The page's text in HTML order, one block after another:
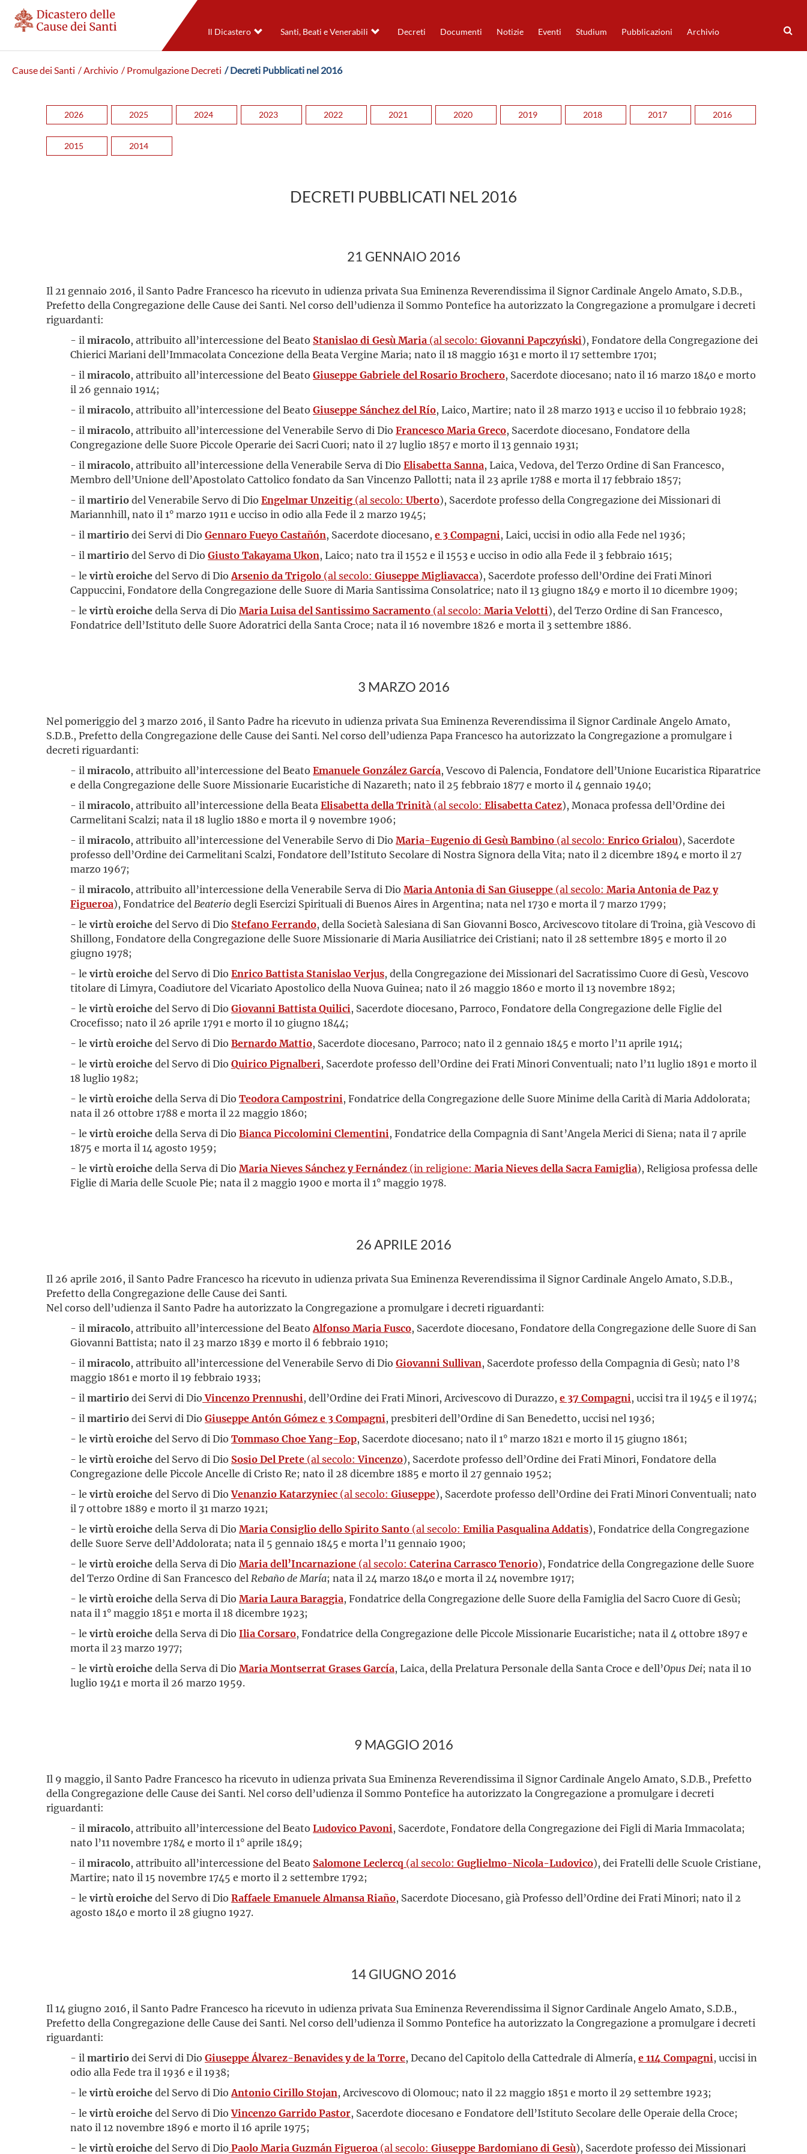
Il Dicastero Santi, Beati e Venerabili Decreti Documenti Notizie Eventi Studium Pubblicazioni Archivio
Cause dei Santi / Archivio / Promulgazione Decreti / Decreti Pubblicati nel 2016
2026 2025 2024 2023 2022 2021 2020 2019 2018 2017 2016
2015 2014
DECRETI PUBBLICATI NEL 2016
21 GENNAIO 2016
Il 21 gennaio 2016, il Santo Padre Francesco ha ricevuto in udienza privata Sua Eminenza Reverendissima il Signor Cardinale Angelo Amato, S.D.B.,
Prefetto della Congregazione delle Cause dei Santi. Nel corso dell’udienza il Sommo Pontefice ha autorizzato la Congregazione a promulgare i decreti
riguardanti:
- il miracolo, attribuito all’intercessione del Beato Stanislao di Gesù Maria (al secolo: Giovanni Papczyński), Fondatore della Congregazione dei
Chierici Mariani dell’Immacolata Concezione della Beata Vergine Maria; nato il 18 maggio 1631 e morto il 17 settembre 1701;
- il miracolo, attribuito all’intercessione del Beato Giuseppe Gabriele del Rosario Brochero, Sacerdote diocesano; nato il 16 marzo 1840 e morto
il 26 gennaio 1914;
- il miracolo, attribuito all’intercessione del Beato Giuseppe Sánchez del Río, Laico, Martire; nato il 28 marzo 1913 e ucciso il 10 febbraio 1928;
- il miracolo, attribuito all’intercessione del Venerabile Servo di Dio Francesco Maria Greco, Sacerdote diocesano, Fondatore della
Congregazione delle Suore Piccole Operarie dei Sacri Cuori; nato il 27 luglio 1857 e morto il 13 gennaio 1931;
- il miracolo, attribuito all’intercessione della Venerabile Serva di Dio Elisabetta Sanna, Laica, Vedova, del Terzo Ordine di San Francesco,
Membro dell’Unione dell’Apostolato Cattolico fondato da San Vincenzo Pallotti; nata il 23 aprile 1788 e morta il 17 febbraio 1857;
- il martiriodel Venerabile Servo di Dio Engelmar Unzeitig (al secolo: Uberto), Sacerdote professo della Congregazione dei Missionari di
Mariannhill, nato il 1° marzo 1911 e ucciso in odio alla Fede il 2 marzo 1945;
- il martiriodei Servi di Dio Gennaro Fueyo Castañón, Sacerdote diocesano, e 3 Compagni, Laici, uccisi in odio alla Fede nel 1936;
- il martiriodel Servo di Dio Giusto Takayama Ukon, Laico; nato tra il 1552 e il 1553 e ucciso in odio alla Fede il 3 febbraio 1615;
- le virtù eroichedel Servo di Dio Arsenio da Trigolo (al secolo: Giuseppe Migliavacca), Sacerdote professo dell’Ordine dei Frati Minori
Cappuccini, Fondatore della Congregazione delle Suore di Maria Santissima Consolatrice; nato il 13 giugno 1849 e morto il 10 dicembre 1909;
- le virtù eroichedella Serva di Dio Maria Luisa del Santissimo Sacramento (al secolo: Maria Velotti), del Terzo Ordine di San Francesco,
Fondatrice dell’Istituto delle Suore Adoratrici della Santa Croce; nata il 16 novembre 1826 e morta il 3 settembre 1886.
3 MARZO 2016
Nel pomeriggio del 3 marzo 2016, il Santo Padre ha ricevuto in udienza privata Sua Eminenza Reverendissima il Signor Cardinale Angelo Amato,
S.D.B., Prefetto della Congregazione delle Cause dei Santi. Nel corso dell’udienza Papa Francesco ha autorizzato la Congregazione a promulgare i
decreti riguardanti:
- il miracolo, attribuito all’intercessione del Beato Emanuele González García, Vescovo di Palencia, Fondatore dell’Unione Eucaristica Riparatrice
e della Congregazione delle Suore Missionarie Eucaristiche di Nazareth; nato il 25 febbraio 1877 e morto il 4 gennaio 1940;
- il miracolo, attribuito all’intercessione della Beata Elisabetta della Trinità (al secolo: Elisabetta Catez), Monaca professa dell’Ordine dei
Carmelitani Scalzi; nata il 18 luglio 1880 e morta il 9 novembre 1906;
- il miracolo, attribuito all’intercessione del Venerabile Servo di Dio Maria-Eugenio di Gesù Bambino (al secolo: Enrico Grialou), Sacerdote
professo dell’Ordine dei Carmelitani Scalzi, Fondatore dell’Istituto Secolare di Nostra Signora della Vita; nato il 2 dicembre 1894 e morto il 27
marzo 1967;
- il miracolo, attribuito all’intercessione della Venerabile Serva di Dio Maria Antonia di San Giuseppe (al secolo: Maria Antonia de Paz y
Figueroa), Fondatrice del Beateriodegli Esercizi Spirituali di Buenos Aires in Argentina; nata nel 1730 e morta il 7 marzo 1799;
- le virtù eroichedel Servo di Dio Stefano Ferrando, della Società Salesiana di San Giovanni Bosco, Arcivescovo titolare di Troina, già Vescovo di
Shillong, Fondatore della Congregazione delle Suore Missionarie di Maria Ausiliatrice dei Cristiani; nato il 28 settembre 1895 e morto il 20
giugno 1978;
- le virtù eroichedel Servo di Dio Enrico Battista Stanislao Verjus, della Congregazione dei Missionari del Sacratissimo Cuore di Gesù, Vescovo
titolare di Limyra, Coadiutore del Vicariato Apostolico della Nuova Guinea; nato il 26 maggio 1860 e morto il 13 novembre 1892;
- le virtù eroichedel Servo di Dio Giovanni Battista Quilici, Sacerdote diocesano, Parroco, Fondatore della Congregazione delle Figlie del
Crocefisso; nato il 26 aprile 1791 e morto il 10 giugno 1844;
- le virtù eroichedel Servo di Dio Bernardo Mattio, Sacerdote diocesano, Parroco; nato il 2 gennaio 1845 e morto l’11 aprile 1914;
- le virtù eroichedel Servo di Dio Quirico Pignalberi, Sacerdote professo dell’Ordine dei Frati Minori Conventuali; nato l’11 luglio 1891 e morto il
18 luglio 1982;
- le virtù eroichedella Serva di Dio Teodora Campostrini, Fondatrice della Congregazione delle Suore Minime della Carità di Maria Addolorata;
nata il 26 ottobre 1788 e morta il 22 maggio 1860;
- le virtù eroichedella Serva di Dio Bianca Piccolomini Clementini, Fondatrice della Compagnia di Sant’Angela Merici di Siena; nata il 7 aprile
1875 e morta il 14 agosto 1959;
- le virtù eroichedella Serva di Dio Maria Nieves Sánchez y Fernández (in religione: Maria Nieves della Sacra Famiglia), Religiosa professa delle
Figlie di Maria delle Scuole Pie; nata il 2 maggio 1900 e morta il 1° maggio 1978.
26 APRILE 2016
Il 26 aprile 2016, il Santo Padre Francesco ha ricevuto in udienza privata Sua Eminenza Reverendissima il Signor Cardinale Angelo Amato, S.D.B.,
Prefetto della Congregazione delle Cause dei Santi.
Nel corso dell’udienza il Santo Padre ha autorizzato la Congregazione a promulgare i decreti riguardanti:
- il miracolo, attribuito all’intercessione del Beato Alfonso Maria Fusco, Sacerdote diocesano, Fondatore della Congregazione delle Suore di San
Giovanni Battista; nato il 23 marzo 1839 e morto il 6 febbraio 1910;
- il miracolo, attribuito all’intercessione del Venerabile Servo di Dio Giovanni Sullivan, Sacerdote professo della Compagnia di Gesù; nato l’8
maggio 1861 e morto il 19 febbraio 1933;
- il martiriodei Servi di DioVincenzo Prennushi, dell’Ordine dei Frati Minori, Arcivescovo di Durazzo, e 37 Compagni, uccisi tra il 1945 e il 1974;
- il martiriodei Servi di Dio Giuseppe Antón Gómez e 3 Compagni, presbiteri dell’Ordine di San Benedetto, uccisi nel 1936;
- le virtù eroichedel Servo di Dio Tommaso Choe Yang-Eop, Sacerdote diocesano; nato il 1° marzo 1821 e morto il 15 giugno 1861;
- le virtù eroichedel Servo di Dio Sosio Del Prete (al secolo: Vincenzo), Sacerdote professo dell’Ordine dei Frati Minori, Fondatore della
Congregazione delle Piccole Ancelle di Cristo Re; nato il 28 dicembre 1885 e morto il 27 gennaio 1952;
- le virtù eroichedel Servo di DioVenanzio Katarzyniec (al secolo: Giuseppe), Sacerdote professo dell’Ordine dei Frati Minori Conventuali; nato
il 7 ottobre 1889 e morto il 31 marzo 1921;
- le virtù eroichedella Serva di Dio Maria Consiglio dello Spirito Santo (al secolo: Emilia Pasqualina Addatis), Fondatrice della Congregazione
delle Suore Serve dell’Addolorata; nata il 5 gennaio 1845 e morta l’11 gennaio 1900;
- le virtù eroichedella Serva di Dio Maria dell’Incarnazione (al secolo: Caterina Carrasco Tenorio), Fondatrice della Congregazione delle Suore
del Terzo Ordine di San Francesco del Rebaño de María; nata il 24 marzo 1840 e morta il 24 novembre 1917;
- le virtù eroichedella Serva di Dio Maria Laura Baraggia, Fondatrice della Congregazione delle Suore della Famiglia del Sacro Cuore di Gesù;
nata il 1° maggio 1851 e morta il 18 dicembre 1923;
- le virtù eroichedella Serva di Dio Ilia Corsaro, Fondatrice della Congregazione delle Piccole Missionarie Eucaristiche; nata il 4 ottobre 1897 e
morta il 23 marzo 1977;
- le virtù eroichedella Serva di Dio Maria Montserrat Grases García, Laica, della Prelatura Personale della Santa Croce e dell’Opus Dei; nata il 10
luglio 1941 e morta il 26 marzo 1959.
9 MAGGIO 2016
Il 9 maggio, il Santo Padre Francesco ha ricevuto in udienza privata Sua Eminenza Reverendissima il Signor Cardinale Angelo Amato, S.D.B., Prefetto
della Congregazione delle Cause dei Santi. Nel corso dell’udienza il Sommo Pontefice ha autorizzato la Congregazione a promulgare i decreti
riguardanti:
- il miracolo, attribuito all’intercessione del Beato Ludovico Pavoni, Sacerdote, Fondatore della Congregazione dei Figli di Maria Immacolata;
nato l’11 novembre 1784 e morto il 1° aprile 1849;
- il miracolo, attribuito all’intercessione del Beato Salomone Leclercq (al secolo: Guglielmo-Nicola-Ludovico), dei Fratelli delle Scuole Cristiane,
Martire; nato il 15 novembre 1745 e morto il 2 settembre 1792;
- le virtù eroichedel Servo di Dio Raffaele Emanuele Almansa Riaño, Sacerdote Diocesano, già Professo dell’Ordine dei Frati Minori; nato il 2
agosto 1840 e morto il 28 giugno 1927.
14 GIUGNO 2016
Il 14 giugno 2016, il Santo Padre Francesco ha ricevuto in udienza privata Sua Eminenza Reverendissima il Signor Cardinale Angelo Amato, S.D.B.,
Prefetto della Congregazione delle Cause dei Santi. Nel corso dell’udienza il Sommo Pontefice ha autorizzato la Congregazione a promulgare i decreti
riguardanti:
- il martiriodei Servi di Dio Giuseppe Álvarez-Benavides y de la Torre, Decano del Capitolo della Cattedrale di Almería, e 114 Compagni, uccisi in
odio alla Fede tra il 1936 e il 1938;
- le virtù eroichedel Servo di Dio Antonio Cirillo Stojan, Arcivescovo di Olomouc; nato il 22 maggio 1851 e morto il 29 settembre 1923;
- le virtù eroichedel Servo di DioVincenzo Garrido Pastor, Sacerdote diocesano e Fondatore dell’Istituto Secolare delle Operaie della Croce;
nato il 12 novembre 1896 e morto il 16 aprile 1975;
- le virtù eroichedel Servo di Dio Paolo Maria Guzmán Figueroa (al secolo: Giuseppe Bardomiano di Gesù), Sacerdote professo dei Missionari